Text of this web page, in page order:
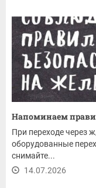
Напоминаем
При переходе через
оборудованные
снимайте...
14.07.2026